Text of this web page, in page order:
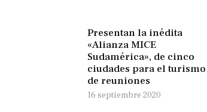
Presentan la inédita
«Alianza MICE
Sudamérica», de cinco
ciudades para el turismo
de reuniones
16 septiembre 2020